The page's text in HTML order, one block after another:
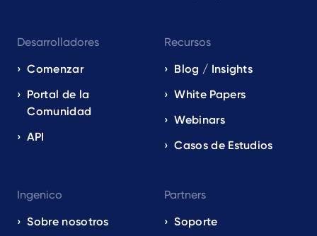
Desarrolladores
Comenzar
Portal de la
Comunidad
API
Recursos
Blog / Insights
White Papers
Webinars
Casos de Estudios
Ingenico
Sobre nosotros
Partners
Soporte